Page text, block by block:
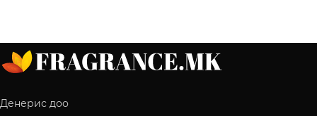
Денерис доо